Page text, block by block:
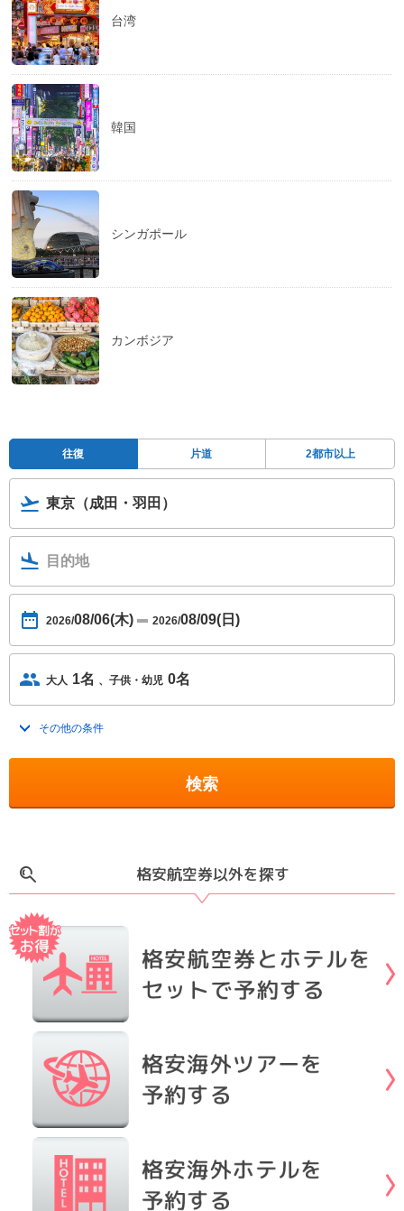
台湾
韓国
シンガポール
カンボジア
往復 片道 2都市以上
東京（成田・羽田）
目的地
2026/08/06(木) 2026/08/09(日)
大人 1名 子供・幼児 0名
トグルを開く
その他の条件
検索
格安航空券以外を探す